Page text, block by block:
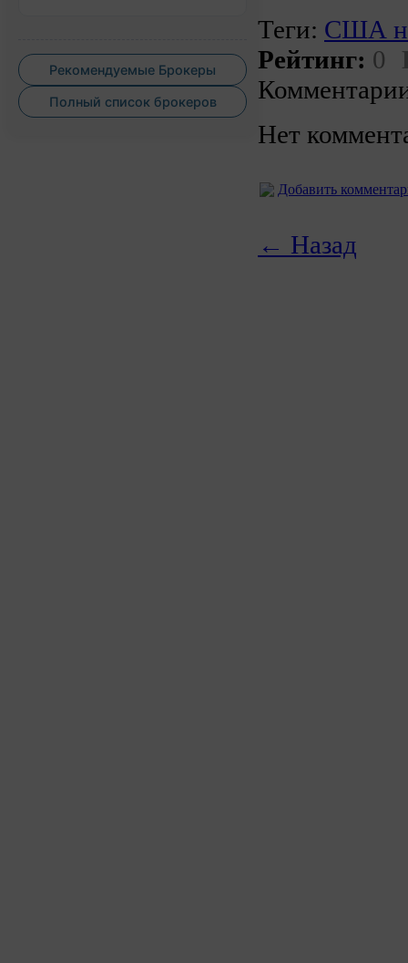
Рекомендуемые Брокеры
Полный список брокеров
Теги: США
Рейтинг: 0
Нет
Добавить
← Назад